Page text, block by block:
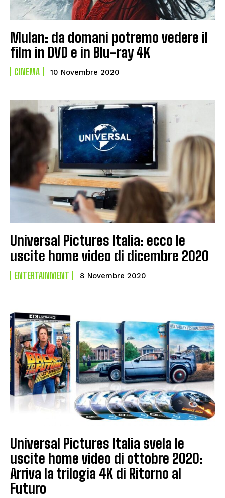
Mulan: da domani potremo vedere il
film in DVD e in Blu-ray 4K
CINEMA 10 Novembre 2020
Universal Pictures Italia: ecco le
uscite home video di dicembre 2020
ENTERTAINMENT 8 Novembre 2020
Universal Pictures Italia svela le
uscite home video di ottobre 2020:
Arriva la trilogia 4K di Ritorno al
Futuro